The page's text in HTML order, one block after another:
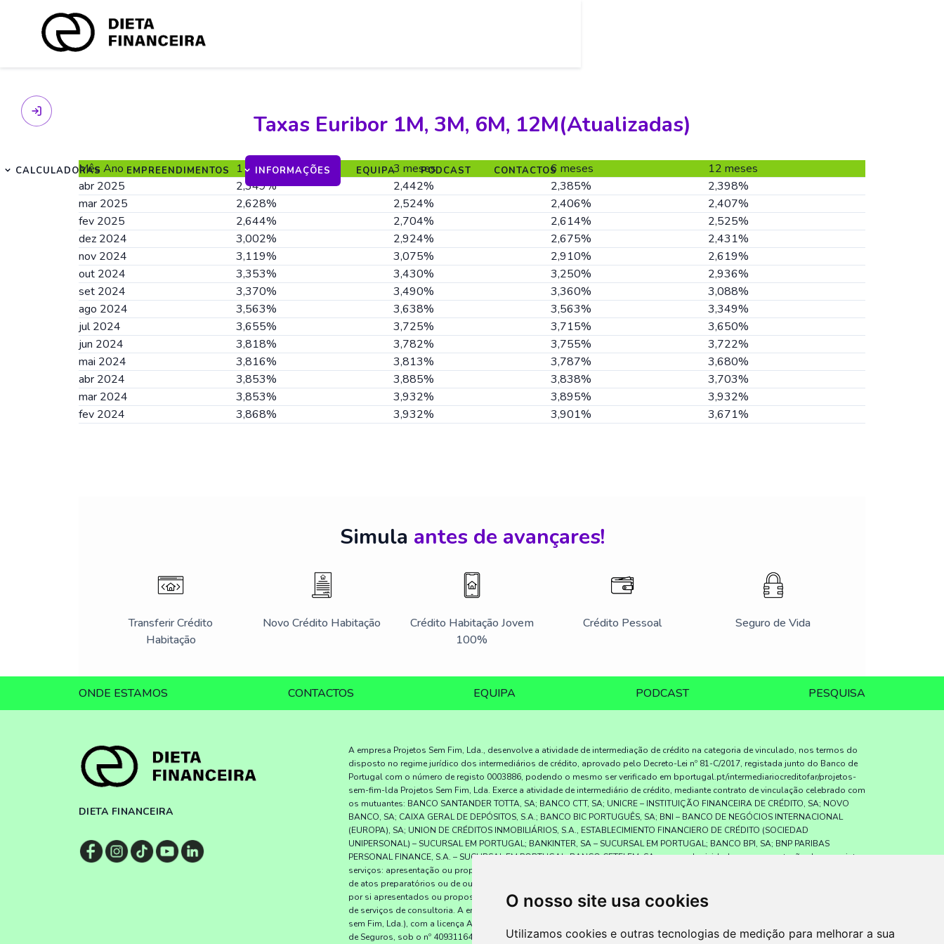
O nosso site usa cookies
Utilizamos cookies e outras tecnologias de medição para melhorar a sua
CALCULADORAS EMPREENDIMENTOS INFORMAÇÕES EQUIPA PODCAST CONTACTOS
Taxas Euribor 1M, 3M, 6M, 12M(Atualizadas)
Mês Ano 1 mês 3 meses 6 meses
12 meses
abr 2025
2,349% 2,442% 2,385%
2,398%
mar 2025
2,628% 2,524% 2,406%
2,407%
fev 2025
2,644% 2,704% 2,614%
2,525%
dez 2024
3,002% 2,924% 2,675%
2,431%
nov 2024
3,119% 3,075% 2,910%
2,619%
out 2024
3,353% 3,430% 3,250%
2,936%
set 2024
3,370% 3,490% 3,360%
3,088%
ago 2024
3,563% 3,638% 3,563%
3,349%
jul 2024
3,655% 3,725% 3,715%
3,650%
jun 2024
3,818% 3,782% 3,755%
3,722%
mai 2024
3,816% 3,813% 3,787%
3,680%
abr 2024
3,853% 3,885% 3,838%
3,703%
mar 2024
3,853% 3,932% 3,895%
3,932%
fev 2024
3,868% 3,932% 3,901% 3,671%
Simula antes de avançares!
Transferir Crédito
Habitação
Novo Crédito Habitação
Crédito Habitação Jovem
100%
Crédito Pessoal Seguro de Vida
ONDE ESTAMOS CONTACTOS EQUIPA PODCAST PESQUISA
DIETA FINANCEIRA
A empresa Projetos Sem Fim, Lda., desenvolve a atividade de intermediação de crédito na categoria de vinculado, nos termos do
disposto no regime jurídico dos intermediários de crédito, aprovado pelo Decreto-Lei nº 81-C/2017, registada junto do Banco de
Portugal com o número de registo 0003886, podendo o mesmo ser verificado em bportugal.pt/intermediariocreditofar/projetos-
sem-fim-lda Projetos Sem Fim, Lda. Exerce a atividade de intermediário de crédito, mediante contrato de vinculação celebrado com
os mutuantes: BANCO SANTANDER TOTTA, SA; BANCO CTT, SA; UNICRE – INSTITUIÇÃO FINANCEIRA DE CRÉDITO, SA; NOVO
BANCO, SA; CAIXA GERAL DE DEPÓSITOS, S.A.; BANCO BIC PORTUGUÊS, SA; BNI – BANCO DE NEGÓCIOS INTERNACIONAL
(EUROPA), SA; UNION DE CRÉDITOS INMOBILIÁRIOS, S.A., ESTABLECIMIENTO FINANCIERO DE CRÉDITO (SOCIEDAD
UNIPERSONAL) – SUCURSAL EM PORTUGAL; BANKINTER, SA – SUCURSAL EM PORTUGAL; BANCO BPI, SA; BNP PARIBAS
PERSONAL FINANCE, S.A. – SUCURSAL EM PORTUGAL; BANCO CETELEM, SA., sem exclusividade, para a prestação dos seguintes
serviços: apresentação ou proposta de contratos de crédito a consumidores; assistência a consumidores, mediante a realização
de atos preparatórios ou de outros; trabalhos de gestão pré-contratual relativamente a contratos de crédito que não tenham sido
por si apresentados ou propostos; celebração de contratos de crédito com consumidores em nome dos mutuantes; e prestação
de serviços de consultoria. A empresa Projetos Sem Fim, Lda. tem a Lic. AMI 12231). A Decisões e Soluções – Alenquer (Projetos
sem Fim, Lda.), com a licença AMI 12231, está, desde 29 de setembro de 2009, inscrita junto da ASF com a categoria de Agência
de Seguros, sob o nº 409311648, com autorização para Ramos Vida e Não Vida, verificáveis em www.asf.com.pt. O mediador de